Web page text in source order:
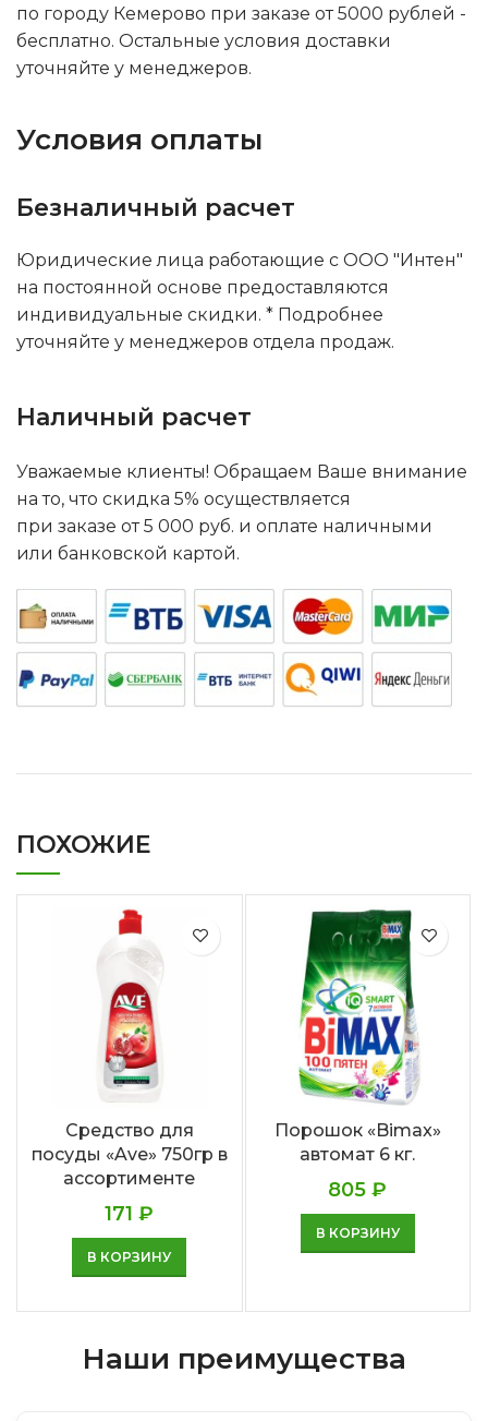
по городу Кемерово при заказе от 5000 рублей -
бесплатно. Остальные условия доставки
уточняйте у менеджеров.
Условия оплаты
Безналичный расчет
Юридические лица работающие с ООО "Интен"
на постоянной основе предоставляются
индивидуальные скидки. * Подробнее
уточняйте у менеджеров отдела продаж.
Наличный расчет
Уважаемые клиенты! Обращаем Ваше внимание
на то, что скидка 5% осуществляется
при заказе от 5 000 руб. и оплате наличными
или банковской картой.
ПОХОЖИЕ
Средство для
посуды «Ave» 750гр в
ассортименте
171₽
В КОРЗИНУ
Порошок «Bimax»
автомат 6 кг.
805₽
В КОРЗИНУ
Наши преимущества